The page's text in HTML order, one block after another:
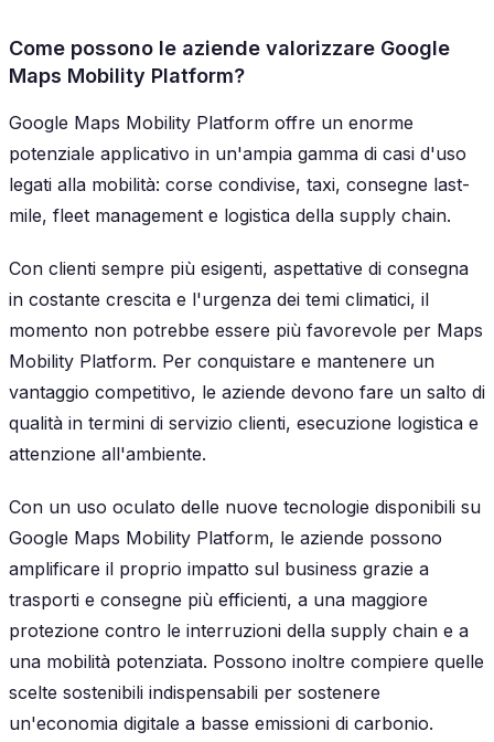
Come possono le aziende valorizzare Google
Maps Mobility Platform?
Google Maps Mobility Platform offre un enorme
potenziale applicativo in un'ampia gamma di casi d'uso
legati alla mobilità: corse condivise, taxi, consegne last-
mile, fleet management e logistica della supply chain.
Con clienti sempre più esigenti, aspettative di consegna
in costante crescita e l'urgenza dei temi climatici, il
momento non potrebbe essere più favorevole per Maps
Mobility Platform. Per conquistare e mantenere un
vantaggio competitivo, le aziende devono fare un salto di
qualità in termini di servizio clienti, esecuzione logistica e
attenzione all'ambiente.
Con un uso oculato delle nuove tecnologie disponibili su
Google Maps Mobility Platform, le aziende possono
amplificare il proprio impatto sul business grazie a
trasporti e consegne più efficienti, a una maggiore
protezione contro le interruzioni della supply chain e a
una mobilità potenziata. Possono inoltre compiere quelle
scelte sostenibili indispensabili per sostenere
un'economia digitale a basse emissioni di carbonio.